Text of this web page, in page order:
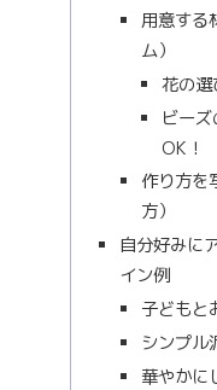
用意する
ム）
花の選
ビー
OK！
作り方を
方）
自分好みに
イン例
子どもと
シンプル
華やかに